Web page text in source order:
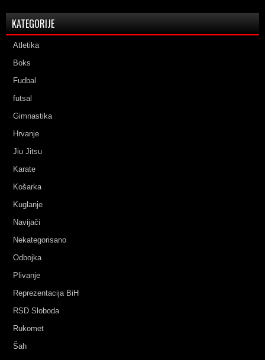
KATEGORIJE
Atletika
Boks
Fudbal
futsal
Gimnastika
Hrvanje
Jiu Jitsu
Karate
Košarka
Kuglanje
Navijači
Nekategorisano
Odbojka
Plivanje
Reprezentacija BiH
RSD Sloboda
Rukomet
Šah